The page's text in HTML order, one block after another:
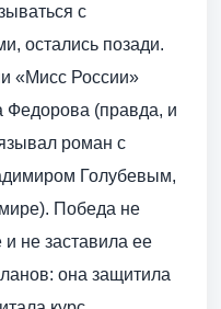
с
остались позади.
«Мисс России»
Федорова (правда, и
роман с
Голубевым,
Победа не
и не заставила ее
она защитила